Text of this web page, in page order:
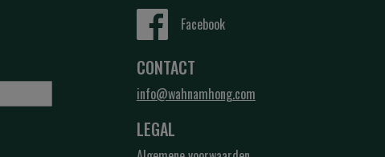
Facebook
CONTACT
info@wahnamhong.com
LEGAL